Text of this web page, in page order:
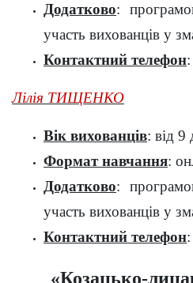
Додатково:
участь вихованців у
Контактний телефон
Лілія ТИЩЕНКО
Вік вихованців: від 9
Формат навчання:
Додатково:
участь вихованців у
Контактний телефон
«Козацько-